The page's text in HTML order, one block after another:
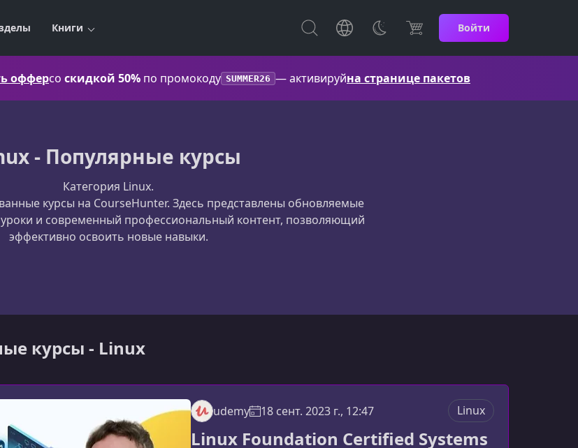
Книги Войти
офферсо скидкой 50% по промокоду SUMMER26 — активируйна странице пакетов
- Популярные курсы
Категория Linux.
курсы на CourseHunter. Здесь представлены обновляемые
и современный профессиональный контент, позволяющий
эффективно освоить новые навыки.
курсы - Linux
udemy 18 сент. 2023 г., 12:47 Linux
Linux Foundation Certified Systems